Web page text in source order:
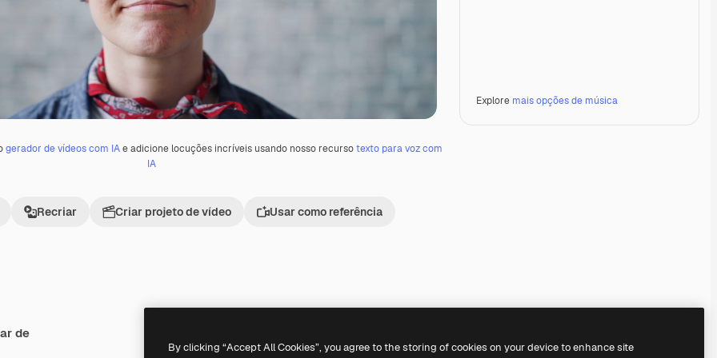
gerador de vídeos com IAe adicione locuções incríveis usando nosso recursotexto para voz com
IA
Recriar Criar projeto de vídeo Usar como referência
Explore mais opções de música
de
Premium
Premium Premium
Premium
By clicking “Accept All Cookies”, you agree to the storing of cookies on your device to enhance site